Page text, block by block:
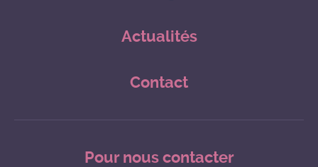
Actualités
Contact
Pour nous contacter